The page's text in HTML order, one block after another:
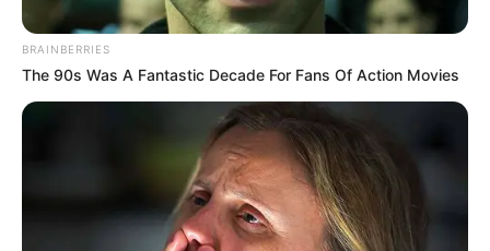
PostedFriss hírek
Kíméletlenül kiosztott mindenkit
Tóth Vera, aki megszólja a
testvérét. Nem semmi mivel
érvelt:
BRAINBERRIES
The 90s Was A Fantastic Decade For Fans Of Action Movies